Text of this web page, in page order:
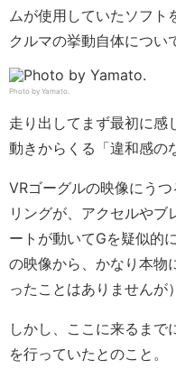
ムが使用していたソフト
クルマの挙動自体につい
Photo by Yamato.
走り出してまず最初に感
動きからくる「違和感の
VRゴーグルの映像にう
リングが、アクセルやブ
ートが動いてGを疑似的
の映像から、かなり本物
ったことはありませんが
しかし、ここに来るま
を行っていたとのこと。